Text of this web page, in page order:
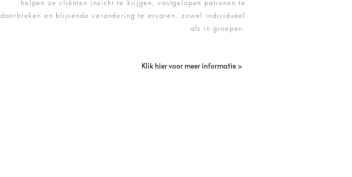
helpen ze cliënten inzicht te krijgen, vastgelopen patronen te
doorbreken en blijvende verandering te ervaren, zowel individueel
als in groepen.
Klik hier voor meer informatie >